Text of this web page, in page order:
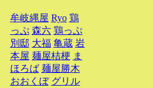
牟岐縄屋 Ryo 鶏
っぷ 森六 鶏っぷ
別邸 大福 亀蔵 岩
本屋 麺屋桔梗 ま
ほろば 麺屋勝木
おおくぼ グリル